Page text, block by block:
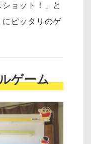
ショット！」と
ピッタリのゲ
ゲーム